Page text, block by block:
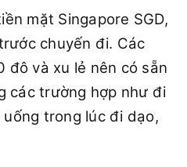
mặt Singapore SGD,
chuyến đi. Các
đô và xu lẻ nên có sẵn
các trường hợp như đi
uống trong lúc đi dạo,